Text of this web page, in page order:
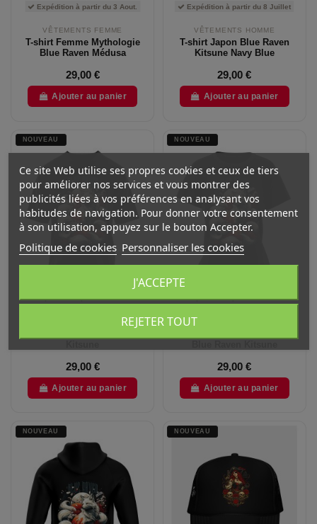
Expédition à partir du 3 Aout.
VÊTEMENTS FEMME
T-shirt Femme Mythologie
Blue Raven Médusa
29,00 €
Ajouter au panier
Expédition à partir du 8 Juillet
VÊTEMENTS HOMME
T-shirt Japon Blue Raven
Kitsune Navy Blue
29,00 €
Ajouter au panier
NOUVEAU
Expédition à partir du 8 Juillet
VÊTEMENTS HOMME
29,00 €
Ajouter au panier
NOUVEAU
Expédition à partir du 8 Juillet
29,00 €
Ajouter au panier
NOUVEAU NOUVEAU
Ce site Web utilise ses propres cookies et ceux de tiers
pour améliorer nos services et vous montrer des
publicités liées à vos préférences en analysant vos
habitudes de navigation. Pour donner votre consentement
à son utilisation, appuyez sur le bouton Accepter.
Politique de cookies Personnaliser les cookies
REJETER TOUT
J'ACCEPTE